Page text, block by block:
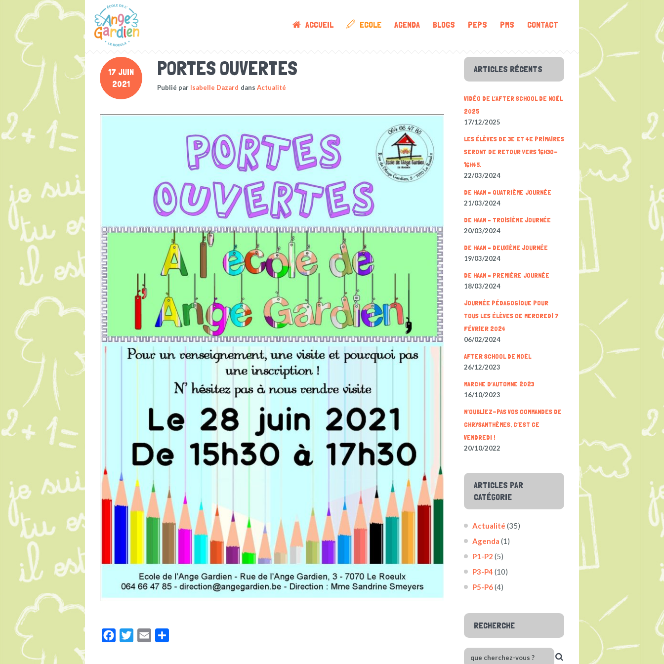
ACCUEIL ECOLE AGENDA BLOGS PEPS PMS CONTACT
17 JUIN
2021
PORTES OUVERTES
Publié par Isabelle Dazard dans Actualité
FacebookTwitterEmail
ARTICLES RÉCENTS
VIDÉO DE L’AFTER SCHOOL DE NOËL
2025
17/12/2025
LES ÉLÈVES DE 3E ET 4E PRIMAIRES
SERONT DE RETOUR VERS 16H30-
16H45.
22/03/2024
DE HAAN – QUATRIÈME JOURNÉE
21/03/2024
DE HAAN – TROISIÈME JOURNÉE
20/03/2024
DE HAAN – DEUXIÈME JOURNÉE
19/03/2024
DE HAAN – PREMIÈRE JOURNÉE
18/03/2024
JOURNÉE PÉDAGOGIQUE POUR
TOUS LES ÉLÈVES CE MERCREDI 7
FÉVRIER 2024
06/02/2024
AFTER SCHOOL DE NOËL
26/12/2023
MARCHE D’AUTOMNE 2023
16/10/2023
N’OUBLIEZ-PAS VOS COMMANDES DE
CHRYSANTHÈMES, C’EST CE
VENDREDI !
20/10/2022
ARTICLES PAR
CATÉGORIE
Actualité (35)
Agenda (1)
P1-P2 (5)
P3-P4 (10)
P5-P6(4)
RECHERCHE